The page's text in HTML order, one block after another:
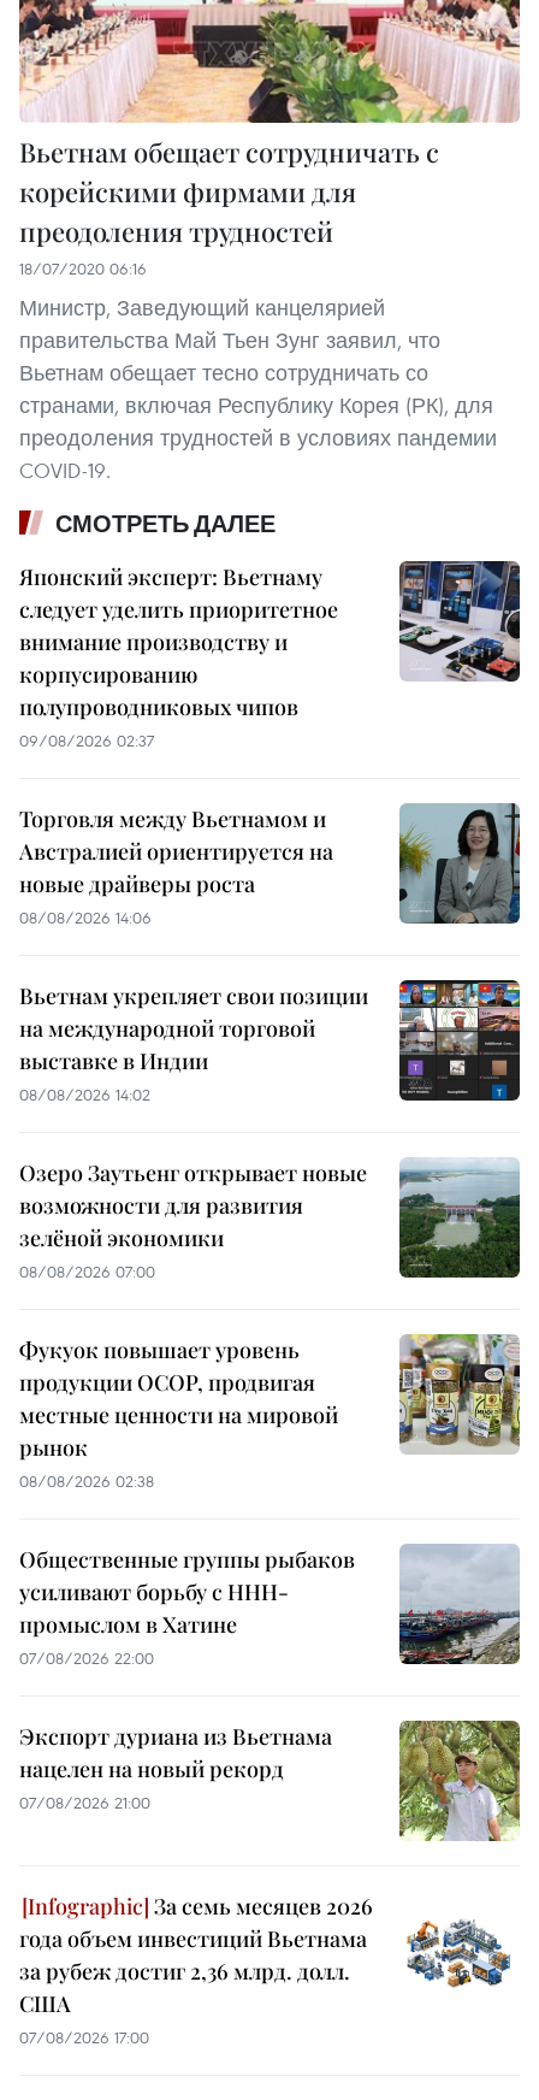
Вьетнам обещает сотрудничать с
корейскими фирмами для
преодоления трудностей
18/07/2020 06:16
Министр, Заведующий канцелярией
правительства Май Тьен Зунг заявил, что
Вьетнам обещает тесно сотрудничать со
странами, включая Республику Корея (РК), для
преодоления трудностей в условиях пандемии
COVID-19.
СМОТРЕТЬ ДАЛЕЕ
Японский эксперт: Вьетнаму
следует уделить приоритетное
внимание производству и
корпусированию
полупроводниковых чипов
09/08/2026 02:37
Торговля между Вьетнамом и
Австралией ориентируется на
новые драйверы роста
08/08/2026 14:06
Вьетнам укрепляет свои позиции
на международной торговой
выставке в Индии
08/08/2026 14:02
Озеро Заутьенг открывает новые
возможности для развития
зелёной экономики
08/08/2026 07:00
Фукуок повышает уровень
продукции OCOP, продвигая
местные ценности на мировой
рынок
08/08/2026 02:38
Общественные группы рыбаков
усиливают борьбу с ННН-
промыслом в Хатине
07/08/2026 22:00
Экспорт дуриана из Вьетнама
нацелен на новый рекорд
07/08/2026 21:00
За семь месяцев 2026
года объем инвестиций Вьетнама
за рубеж достиг 2,36 млрд. долл.
США
07/08/2026 17:00